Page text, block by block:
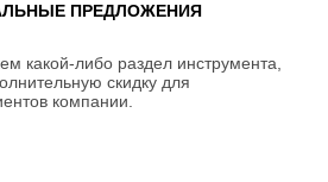
ПРЕДЛОЖЕНИЯ
какой-либо раздел инструмента,
скидку для
компании.